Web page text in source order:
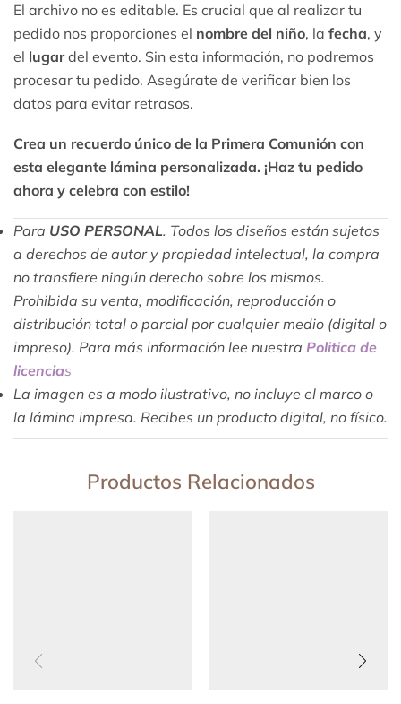
El archivo no es editable. Es crucial que al realizar tu
pedido nos proporciones el nombre del niño, la fecha, y
el lugardel evento. Sin esta información, no podremos
procesar tu pedido. Asegúrate de verificar bien los
datos para evitar retrasos.
Crea un recuerdo único de la Primera Comunión con
esta elegante lámina personalizada. ¡Haz tu pedido
ahora y celebra con estilo!
Para USO PERSONAL. Todos los diseños están sujetos
a derechos de autor y propiedad intelectual, la compra
no transfiere ningún derecho sobre los mismos.
Prohibida su venta, modificación, reproducción o
distribución total o parcial por cualquier medio (digital o
impreso). Para más información lee nuestra Politica de
licencias
La imagen es a modo ilustrativo, no incluye el marco o
la lámina impresa. Recibes un producto digital, no físico.
Productos Relacionados